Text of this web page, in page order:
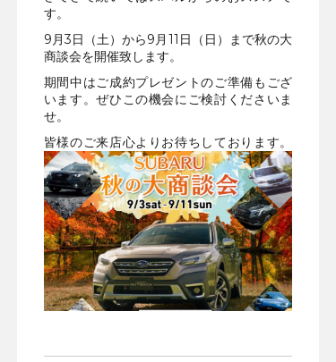
す。
9月3日（土）から9月11日（日）まで秋の大
商談会を開催致します。
期間中はご成約プレゼントのご準備もござ
います。ぜひこの機会にご検討くださいま
せ。
皆様のご来店心よりお待ちしております。